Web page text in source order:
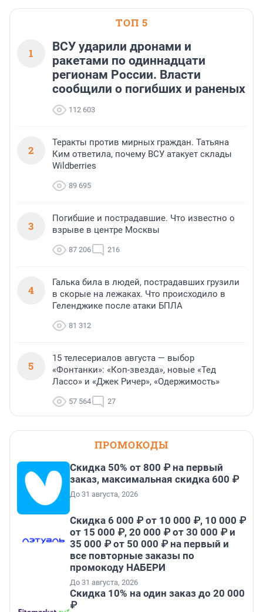
ТОП 5
1
ВСУ ударили дронами и
ракетами по одиннадцати
регионам России. Власти
сообщили о погибших и раненых
112 603
2
Теракты против мирных граждан. Татьяна
Ким ответила, почему ВСУ атакует склады
Wildberries
89 695
3
Погибшие и пострадавшие. Что известно о
взрыве в центре Москвы
87 206 216
4
Галька била в людей, пострадавших грузили
в скорые на лежаках. Что происходило в
Геленджике после атаки БПЛА
81 312
5
15 телесериалов августа — выбор
«Фонтанки»: «Коп-звезда», новые «Тед
Лассо» и «Джек Ричер», «Одержимость»
57 564 27
ПРОМОКОДЫ
Скидка 50% от 800 ₽ на первый
заказ, максимальная скидка 600 ₽
До 31 августа, 2026
Скидка 6 000 ₽ от 10 000 ₽, 10 000 ₽
от 15 000 ₽, 20 000 ₽ от 30 000 ₽ и
35 000 ₽ от 50 000 ₽ на первый и
все повторные заказы по
промокоду НАБЕРИ
До 31 августа, 2026
Скидка 10% на один заказ до 20 000
₽